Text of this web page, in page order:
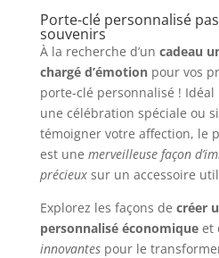
Porte-clé personnalisé
souvenirs
À la recherche d’un cadeau
chargé d’émotionpour vos
porte-clé personnalisé !
une célébration spéciale ou
témoigner votre affection, le
est une merveilleuse façon
précieuxsur un accessoire
Explorez les façons de créer
personnalisé économiqueet
innovantespour le